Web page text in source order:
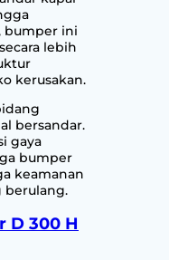
bumper ini
lebih
kerusakan.
bersandar.
gaya
bumper
keamanan
berulang.
D 300 H